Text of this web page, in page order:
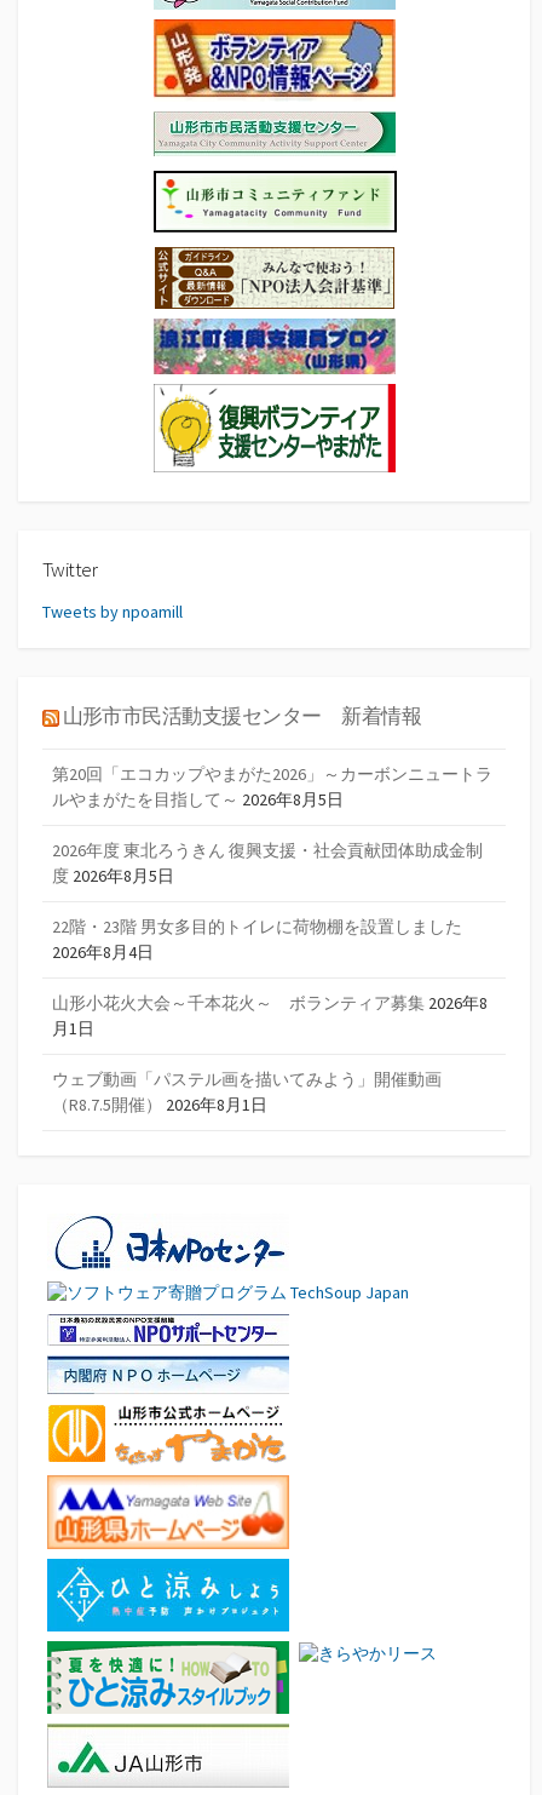
Twitter
Tweets by npoamill
山形市市民活動支援センター 新着情報
第20回「エコカップやまがた2026」～カーボンニュートラ
ルやまがたを目指して～ 2026年8月5日
2026年度 東北ろうきん 復興支援・社会貢献団体助成金制
度 2026年8月5日
22階・23階 男女多目的トイレに荷物棚を設置しました
2026年8月4日
山形小花火大会～千本花火～ ボランティア募集 2026年8
月1日
ウェブ動画「パステル画を描いてみよう」開催動画
（R8.7.5開催）
2026年8月1日